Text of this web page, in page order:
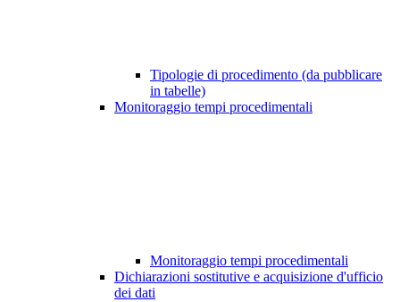
Tipologie di procedimento (da pubblicare
in tabelle)
Monitoraggio tempi procedimentali
Monitoraggio tempi procedimentali
Dichiarazioni sostitutive e acquisizione d'ufficio
dei dati